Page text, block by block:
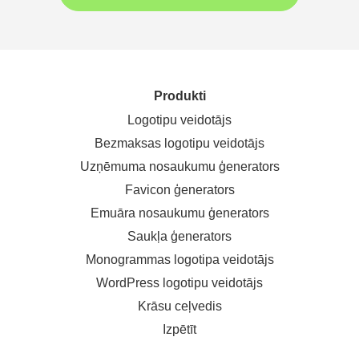
Produkti
Logotipu veidotājs
Bezmaksas logotipu veidotājs
Uzņēmuma nosaukumu ģenerators
Favicon ģenerators
Emuāra nosaukumu ģenerators
Saukļa ģenerators
Monogrammas logotipa veidotājs
WordPress logotipu veidotājs
Krāsu ceļvedis
Izpētīt